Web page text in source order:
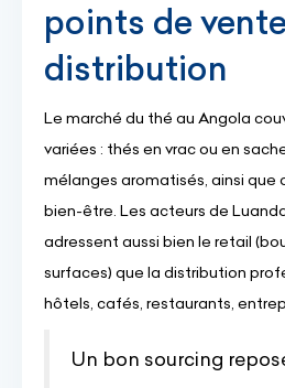
points de
distribution
Le marché du thé au Angola
variées : thés en vrac ou en
mélanges aromatisés, ainsi que
bien-être. Les acteurs de
adressent aussi bien le retail
surfaces) que la distribution
hôtels, cafés, restaurants,
Un bon sourcing